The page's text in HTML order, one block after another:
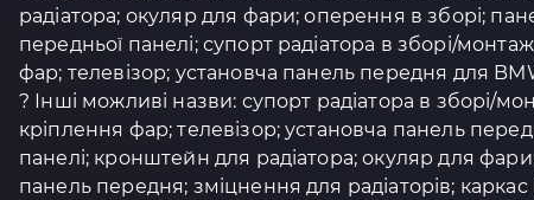
радіатора; окуляр для фари; оперення в зборі;
передньої панелі; супорт радіатора в зборі/
фар; телевізор; установча панель передня для
? Інші можливі назви: супорт радіатора в зборі/
кріплення фар; телевізор; установча панель
панелі; кронштейн для радіатора; окуляр для
панель передня; зміцнення для радіаторів; каркас